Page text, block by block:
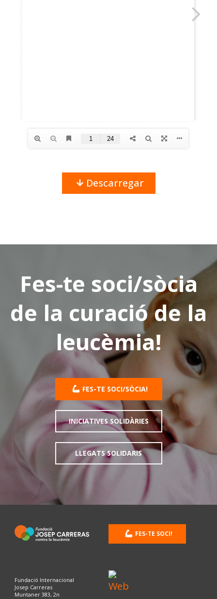
Descarregar
Fes-te soci/sòcia
de la curació de la
leucèmia!
FES-TE SOCI/SÒCIA!
INICIATIVES SOLIDÀRIES
LLEGATS SOLIDARIS
Fundació Internacional
Josep Carreras
Muntaner 383, 2n
FES-TE SOCI!